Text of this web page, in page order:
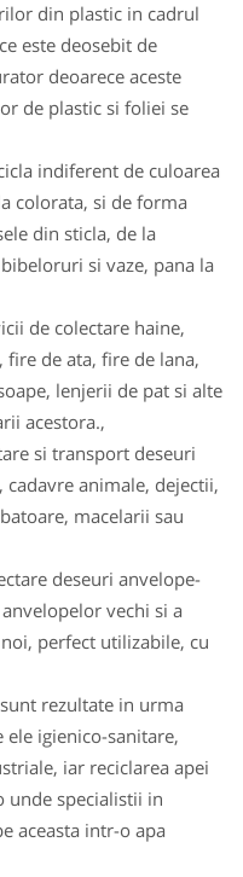
din plastic in cadrul
este deosebit de
deoarece aceste
de plastic si foliei se
indiferent de culoarea
colorata, si de forma
din sticla, de la
si vaze, pana la
de colectare haine,
de ata, fire de lana,
lenjerii de pat si alte
acestora.,
si transport deseuri
cadavre animale, dejectii,
macelarii sau
deseuri anvelope-
vechi si a
perfect utilizabile, cu
rezultate in urma
igienico-sanitare,
iar reciclarea apei
unde specialistii in
aceasta intr-o apa